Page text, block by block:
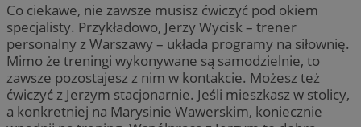
Co ciekawe, nie zawsze musisz ćwiczyć pod okiem
specjalisty. Przykładowo, Jerzy Wycisk – trener
personalny z Warszawy – układa programy na siłownię.
Mimo że treningi wykonywane są samodzielnie, to
zawsze pozostajesz z nim w kontakcie. Możesz też
ćwiczyć z Jerzym stacjonarnie. Jeśli mieszkasz w stolicy,
a konkretniej na Marysinie Wawerskim, koniecznie